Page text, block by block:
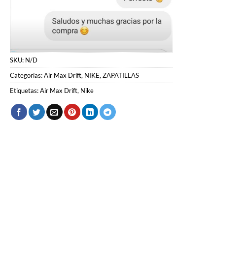
SKU:
N/D
Etiquetas: Air Max Drift,Nike